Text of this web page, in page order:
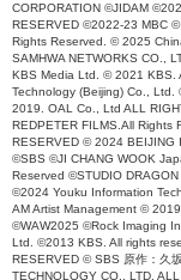
CORPORATION ©JIDAM
RESERVED ©2022-23 MBC
Rights Reserved. © 2025
SAMHWA NETWORKS CO.,
KBS Media Ltd. © 2021 KBS.
Technology (Beijing) Co., Ltd.
2019. OAL Co., Ltd ALL
REDPETER FILMS.All Rights
RESERVED © 2024 BEIJING
©SBS ©JI CHANG WOOK
Reserved ©STUDIO
©2024 Youku Information
AM Artist Management ©
©WAW2025 ©Rock Imaging
Ltd. ©2013 KBS. All rights
RESERVED © SBS 原作：久
TECHNOLOGY CO., LTD.